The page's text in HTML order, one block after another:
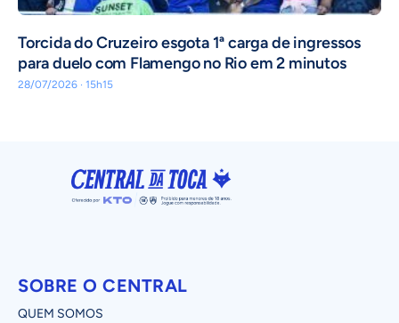
Torcida do Cruzeiro esgota 1ª carga de ingressos
para duelo com Flamengo no Rio em 2 minutos
28/07/2026 · 15h15
SOBRE O CENTRAL
QUEM SOMOS